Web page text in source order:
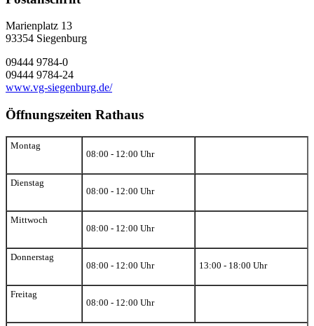
Marienplatz 13
93354 Siegenburg
09444 9784-0
09444 9784-24
www.vg-siegenburg.de/
Öffnungszeiten Rathaus
Montag
08:00 - 12:00 Uhr
Dienstag
08:00 - 12:00 Uhr
Mittwoch
08:00 - 12:00 Uhr
Donnerstag
08:00 - 12:00 Uhr
13:00 - 18:00 Uhr
Freitag
08:00 - 12:00 Uhr